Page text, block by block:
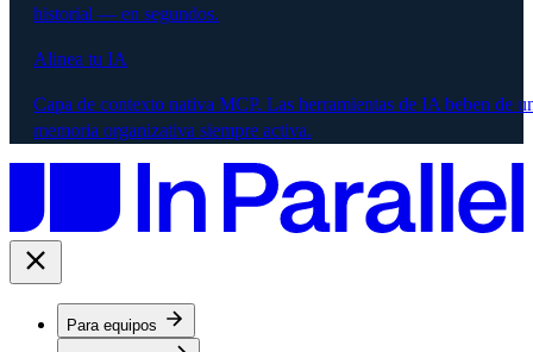
historial — en segundos.
Alinea tu IA
Capa de contexto nativa MCP. Las herramientas de IA beben de
memoria organizativa siempre activa.
Para equipos